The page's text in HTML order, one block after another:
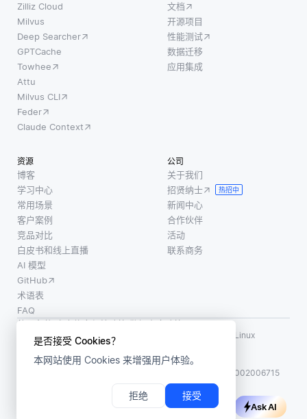
是否接受 Cookies？
本网站使用 Cookies 来增强用户体验。
拒绝 接受
Zilliz Cloud
Milvus
Deep Searcher
GPTCache
Towhee
Attu
Milvus CLI
Feder
Claude Context
文档
开源项目
性能测试
数据迁移
应用集成
资源
博客
学习中心
常用场景
客户案例
竞品对比
白皮书和线上直播
AI 模型
GitHub
术语表
FAQ
公司
关于我们
招贤纳士
热招中
新闻中心
合作伙伴
活动
联系商务
使用条款·个人信息保护政策·数据安全政策
LF AI、LF AI & Data、Milvus，以及相关的开源项目名称为 Linux
Foundation 所有商标
版权所有 ©2026 上海赜睿信息科技有限公司保留所有权利
沪公网安备31011002006715
Ask AI